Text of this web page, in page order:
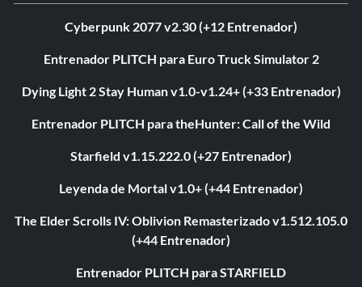
Cyberpunk 2077 v2.30 (+12 Entrenador)
Entrenador PLITCH para Euro Truck Simulator 2
Dying Light 2 Stay Human v1.0-v1.24+ (+33 Entrenador)
Entrenador PLITCH para theHunter: Call of the Wild
Starfield v1.15.222.0 (+27 Entrenador)
Leyenda de Mortal v1.0+ (+44 Entrenador)
The Elder Scrolls IV: Oblivion Remasterizado v1.512.105.0
(+44 Entrenador)
Entrenador PLITCH para STARFIELD